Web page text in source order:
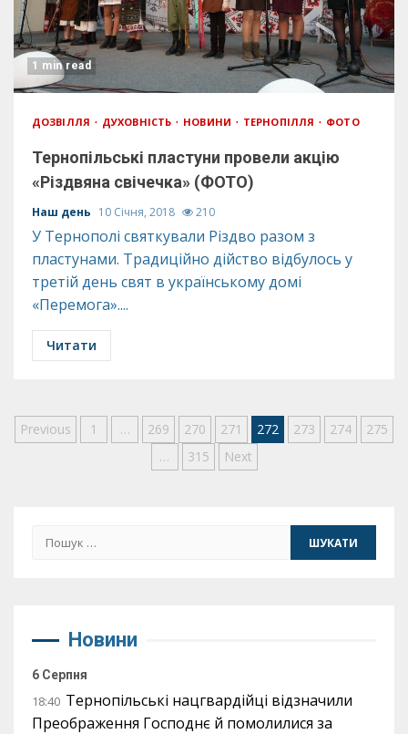
1 min read
ДОЗВІЛЛЯ ДУХОВНІСТЬ НОВИНИ ТЕРНОПІЛЛЯ ФОТО
Тернопільські пластуни провели акцію
«Різдвяна свічечка» (ФОТО)
Наш день 10 Січня, 2018 210
У Тернополі святкували Різдво разом з
пластунами. Традиційно дійство відбулось у
третій день свят в українському домі
«Перемога»....
Читати
Пагінація
Previous 1 … 269 270 271 272 273 274
275
…
315 Next
Пошук:
Новини
6 Серпня
18:40 Тернопільські нацгвардійці відзначили
Преображення Господнє й помолилися за